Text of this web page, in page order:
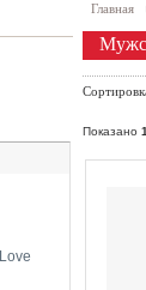
Главная
Показано 1